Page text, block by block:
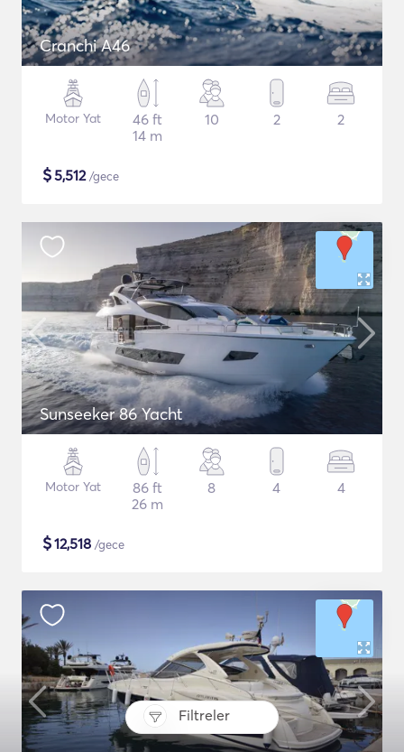
Filtreler
Cranchi A46
Motor Yat
46 ft
14 m
10 2 2
$5,512/gece
Sunseeker 86 Yacht
Motor Yat
86 ft
26 m
8 4 4
$12,518 /gece